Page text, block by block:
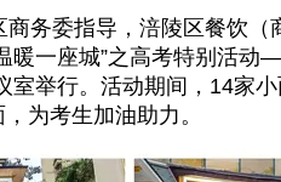
务委指导，涪陵区餐饮（
暖一座城”之高考特别活
室举行。活动期间，14家
为考生加油助力。